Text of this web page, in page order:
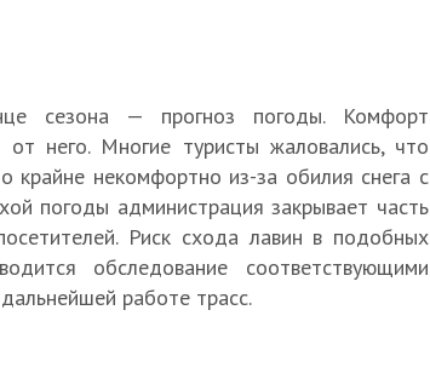
сезона — прогноз погоды. Комфорт
него. Многие туристы жаловались, что
крайне некомфортно из-за обилия снега с
погоды администрация закрывает часть
Риск схода лавин в подобных
обследование соответствующими
работе трасс.